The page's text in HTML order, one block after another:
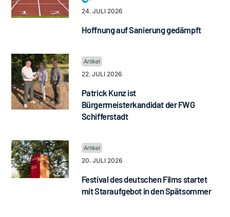
24. JULI 2026
Hoffnung auf Sanierung gedämpft
22. JULI 2026
Patrick Kunz ist
Bürgermeisterkandidat der FWG
Schifferstadt
20. JULI 2026
Festival des deutschen Films startet
mit Staraufgebot in den Spätsommer